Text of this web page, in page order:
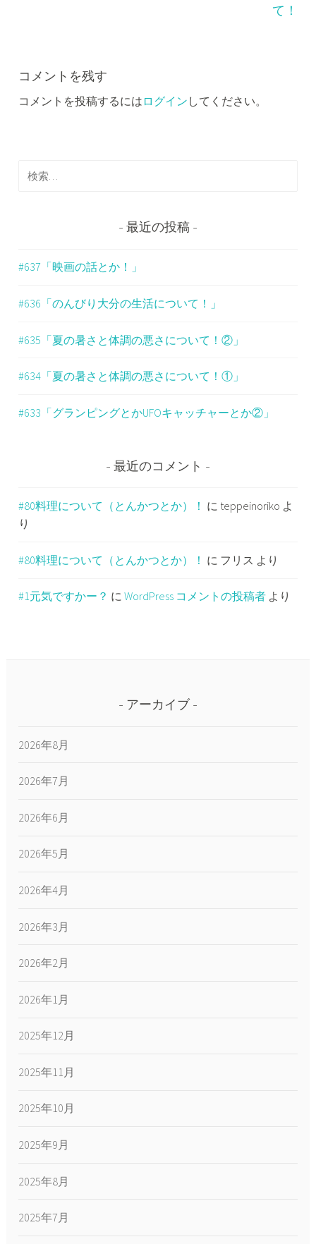
て！
コメントを残す
コメントを投稿するには ログイン してください。
検
索
最近の投稿
#637「映画の話とか！」
#636「のんびり大分の生活について！」
#635「夏の暑さと体調の悪さについて！②」
#634「夏の暑さと体調の悪さについて！①」
#633「グランピングとかUFOキャッチャーとか②」
最近のコメント
#80料理について（とんかつとか）！ に teppeinoriko よ
り
#80料理について（とんかつとか）！ に フリス より
#1元気ですかー？ にWordPress コメントの投稿者 より
アーカイブ
2026年8月
2026年7月
2026年6月
2026年5月
2026年4月
2026年3月
2026年2月
2026年1月
2025年12月
2025年11月
2025年10月
2025年9月
2025年8月
2025年7月